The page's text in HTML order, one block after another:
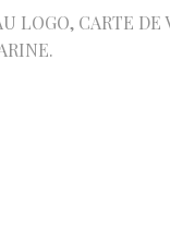
LOGO, CARTE